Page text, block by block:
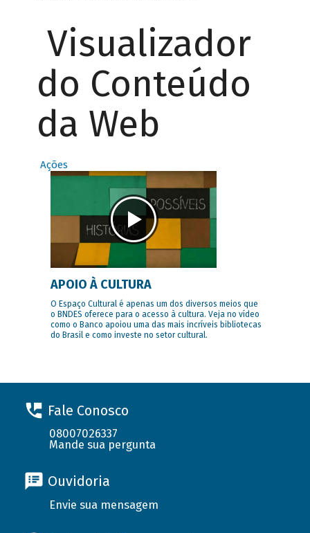
Visualizador
do Conteúdo
da Web
Ações
APOIO À CULTURA
O Espaço Cultural é apenas um dos diversos meios que
o BNDES oferece para o acesso à cultura. Veja no vídeo
como o Banco apoiou uma das mais incríveis bibliotecas
do Brasil e como investe no setor cultural.
Fale Conosco
08007026337
Mande sua pergunta
Ouvidoria
Envie sua mensagem